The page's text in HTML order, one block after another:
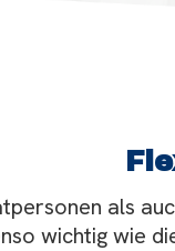
als
wichtig wie